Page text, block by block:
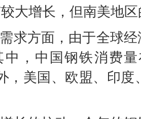
大增长，但南美地
求方面，由于全球
中，中国钢铁消费
，美国、欧盟、印